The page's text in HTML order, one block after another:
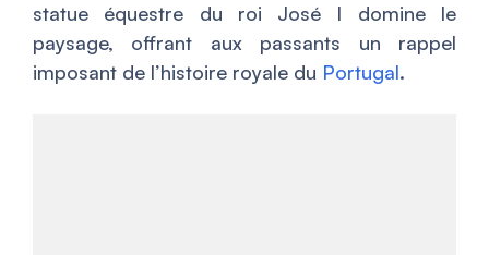
statue équestre du roi José I domine le
paysage, offrant aux passants un rappel
imposant de l’histoire royale du Portugal.